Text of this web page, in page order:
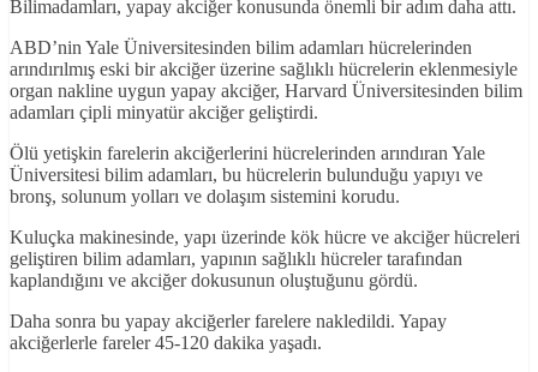
Bilimadamları, yapay akciğer konusunda önemli bir adım daha attı.
ABD’nin Yale Üniversitesinden bilim adamları hücrelerinden
arındırılmış eski bir akciğer üzerine sağlıklı hücrelerin eklenmesiyle
organ nakline uygun yapay akciğer, Harvard Üniversitesinden bilim
adamları çipli minyatür akciğer geliştirdi.
Ölü yetişkin farelerin akciğerlerini hücrelerinden arındıran Yale
Üniversitesi bilim adamları, bu hücrelerin bulunduğu yapıyı ve
bronş, solunum yolları ve dolaşım sistemini korudu.
Kuluçka makinesinde, yapı üzerinde kök hücre ve akciğer hücreleri
geliştiren bilim adamları, yapının sağlıklı hücreler tarafından
kaplandığını ve akciğer dokusunun oluştuğunu gördü.
Daha sonra bu yapay akciğerler farelere nakledildi. Yapay
akciğerlerle fareler 45-120 dakika yaşadı.